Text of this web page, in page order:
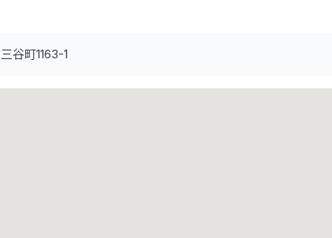
谷町1163-1